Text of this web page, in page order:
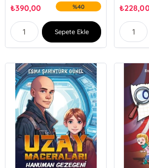
₺390,00 %40
Sepete Ekle
₺